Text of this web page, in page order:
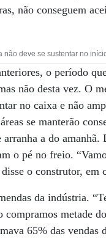
não conseguem
deve se sustentar no
o período
não desta vez. O
no caixa e não
se manterão
a do
o pé no freio.
o construtor, em
da indústria.
compramos metade
65% das vendas